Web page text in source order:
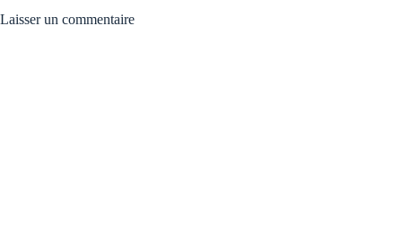
Laisser un commentaire